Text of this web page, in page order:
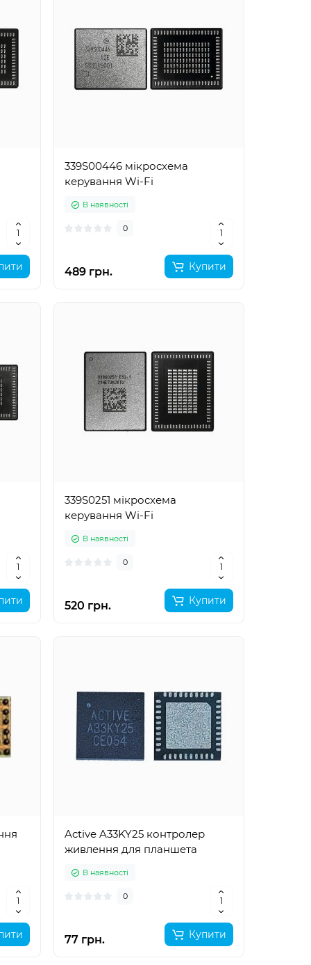
339S00446 мікросхема
керування Wi-Fi
В наявності
0
489 грн. Купити
339S0251 мікросхема
керування Wi-Fi
В наявності
0
520 грн. Купити
Active A33KY25 контролер
живлення для планшета
В наявності
0
77 грн. Купити